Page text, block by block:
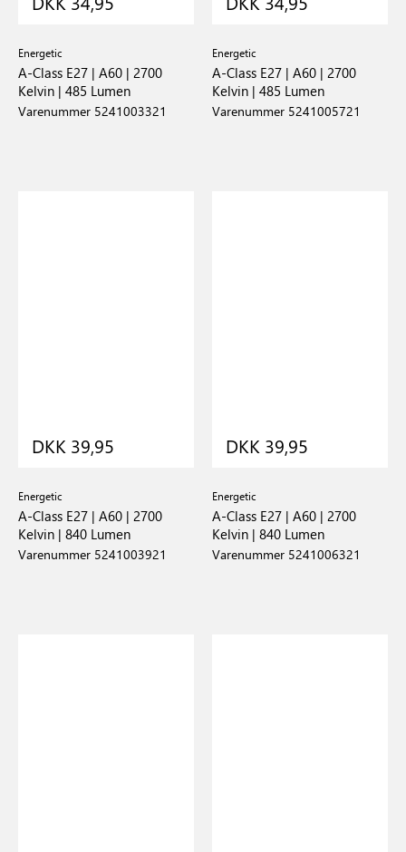
Energetic
A-Class E27 | A60 | 2700
Kelvin | 485 Lumen
Varenummer 5241003321
Energetic
A-Class E27 | A60 | 2700
Kelvin | 485 Lumen
Varenummer 5241005721
DKK 39,95
Energetic
A-Class E27 | A60 | 2700
Kelvin | 840 Lumen
Varenummer 5241003921
DKK 39,95
Energetic
A-Class E27 | A60 | 2700
Kelvin | 840 Lumen
Varenummer 5241006321